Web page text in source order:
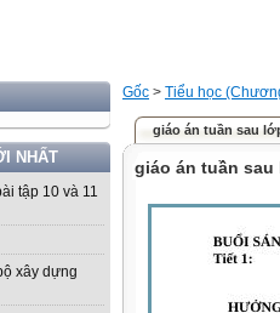
NHẤT
tập 10 và 11
xây dựng
Gốc > Tiểu học
giáo án tuần sau
giáo án tuần sau